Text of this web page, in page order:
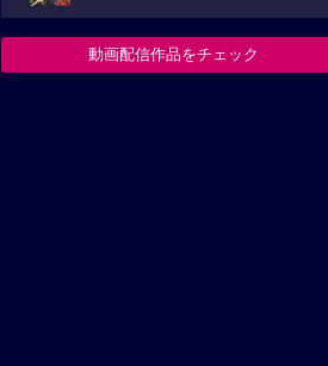
動画配信作品をチェック